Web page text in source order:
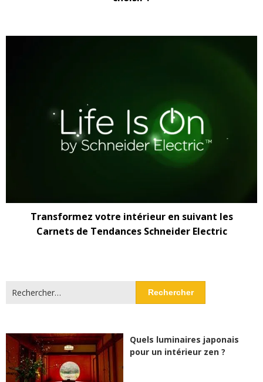
Transformez votre intérieur en suivant les
Carnets de Tendances Schneider Electric
Rechercher :
Quels luminaires japonais
pour un intérieur zen ?